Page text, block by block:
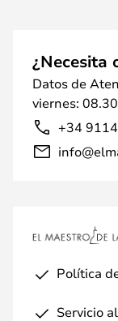
¿Necesita
Datos de
viernes:
+34
Política
Servicio